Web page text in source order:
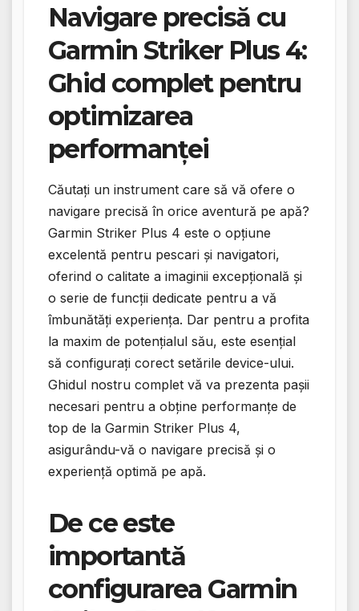
Navigare precisă cu
Garmin Striker Plus 4:
Ghid complet pentru
optimizarea
performanței
Căutați un instrument care să vă ofere o
navigare precisă în orice aventură pe apă?
Garmin Striker Plus 4 este o opțiune
excelentă pentru pescari și navigatori,
oferind o calitate a imaginii excepțională și
o serie de funcții dedicate pentru a vă
îmbunătăți experiența. Dar pentru a profita
la maxim de potențialul său, este esențial
să configurați corect setările device-ului.
Ghidul nostru complet vă va prezenta pașii
necesari pentru a obține performanțe de
top de la Garmin Striker Plus 4,
asigurându-vă o navigare precisă și o
experiență optimă pe apă.
De ce este
importantă
configurarea Garmin